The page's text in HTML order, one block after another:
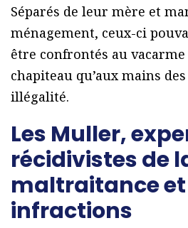
Séparés de leur mère et
ménagement, ceux-ci
être confrontés au
chapiteau qu’aux mains
illégalité.
Les Muller,
récidivistes de
maltraitance et
infractions